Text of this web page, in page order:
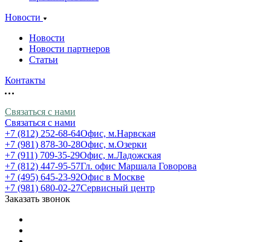
Новости
Новости
Новости партнеров
Статьи
Контакты
Связаться с нами
Связаться с нами
+7 (812) 252-68-64Офис, м.Нарвская
+7 (981) 878-30-28Офис, м.Озерки
+7 (911) 709-35-29Офис, м.Ладожская
+7 (812) 447-95-57Гл. офис Маршала Говорова
+7 (495) 645-23-92Офис в Москве
+7 (981) 680-02-27Сервисный центр
Заказать звонок